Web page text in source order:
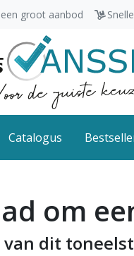
groot aanbod
Catalogus
om
van dit